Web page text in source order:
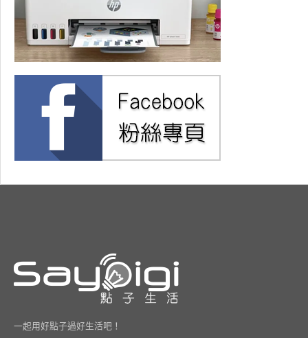
一起用好點子過好生活吧！